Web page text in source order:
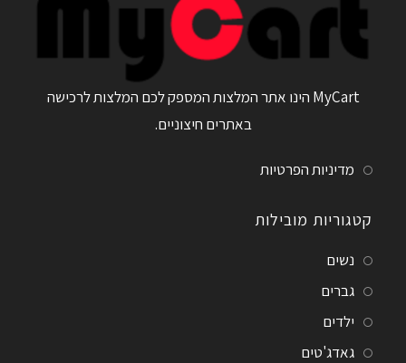
MyCart הינו אתר המלצות המספק לכם המלצות לרכישה
באתרים חיצוניים.
מדיניות הפרטיות
קטגוריות מובילות
נשים
גברים
ילדים
גאדג'טים